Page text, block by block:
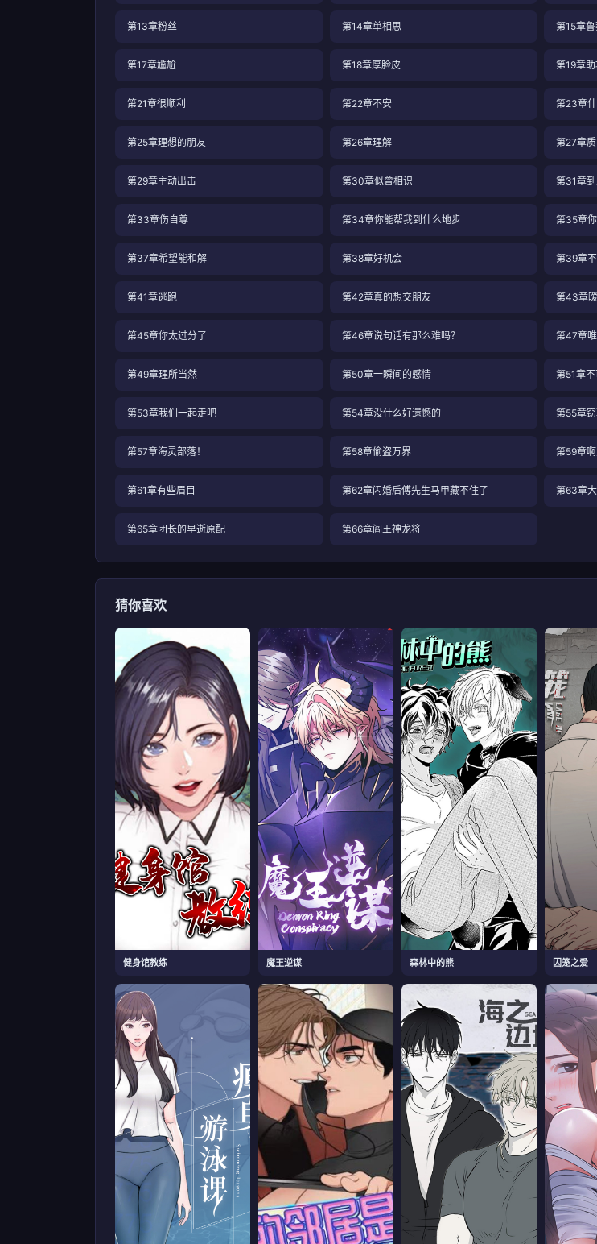
第13章粉丝 第14章单相思 第15章
第17章尴尬 第18章厚脸皮 第19章
第21章很顺利 第22章不安 第23章
第25章理想的朋友 第26章理解 第27章质
第29章主动出击 第30章似曾相识 第31章
第33章伤自尊 第34章你能帮我到什么地步 第35章
第37章希望能和解 第38章好机会 第39章
第41章逃跑 第42章真的想交朋友 第43章
第45章你太过分了 第46章说句话有那么难吗？ 第47章
第49章理所当然 第50章一瞬间的感情 第51章
第53章我们一起走吧 第54章没什么好遗憾的 第55章
第57章海灵部落！ 第58章偷盗万界 第59章
第61章有些眉目 第62章闪婚后傅先生马甲藏不住了 第63章
第65章团长的早逝原配 第66章阎王神龙将
猜你喜欢
健身馆教练 魔王逆谋 森林中的熊 囚笼之爱